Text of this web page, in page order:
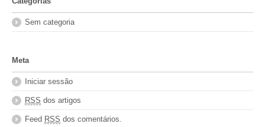
Sem categoria
Meta
Iniciar sessão
RSS dos artigos
Feed RSS dos comentários.